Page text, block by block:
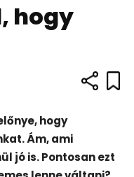
hogy
hogy
Ám, ami
jó is. Pontosan ezt